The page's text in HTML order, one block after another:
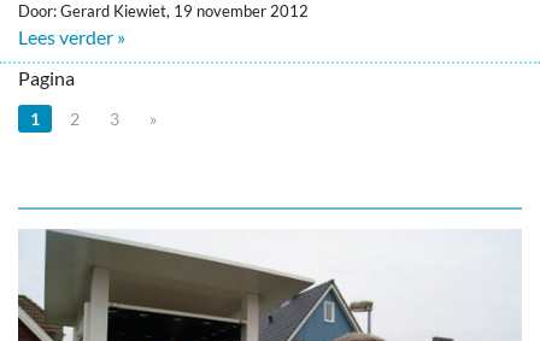
Door: Gerard Kiewiet, 19 november 2012
Lees verder »
Pagina
1 2 3 »